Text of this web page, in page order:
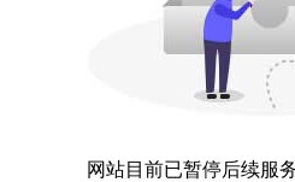
网站目前已暂停后续服